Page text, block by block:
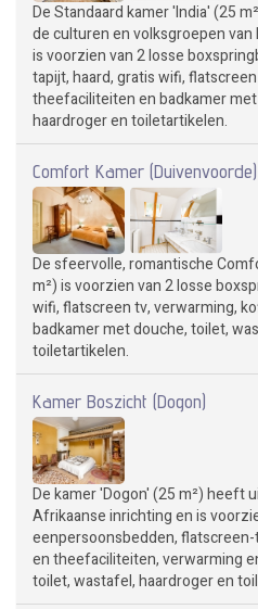
De Standaard kamer 'India' (25
de culturen en volksgroepen van
is voorzien van 2 losse
tapijt, haard, gratis wifi,
theefaciliteiten en badkamer
haardroger en toiletartikelen.
Comfort Kamer (Duivenvoorde)
De sfeervolle, romantische
m²) is voorzien van 2 losse
wifi, flatscreen tv, verwarming,
badkamer met douche, toilet,
toiletartikelen.
Kamer Boszicht (Dogon)
De kamer 'Dogon' (25 m²) heeft
Afrikaanse inrichting en is
eenpersoonsbedden,
en theefaciliteiten, verwarming
toilet, wastafel, haardroger en